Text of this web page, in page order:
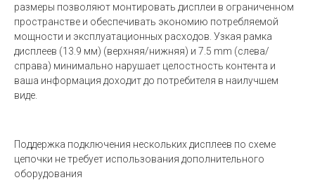
размеры позволяют монтировать дисплеи в ограниченном
пространстве и обеспечивать экономию потребляемой
мощности и эксплуатационных расходов. Узкая рамка
дисплеев (13.9 мм) (верхняя/нижняя) и 7.5 mm (слева/
справа) минимально нарушает целостность контента и
ваша информация доходит до потребителя в наилучшем
виде.
Поддержка подключения нескольких дисплеев по схеме
цепочки не требует использования дополнительного
оборудования